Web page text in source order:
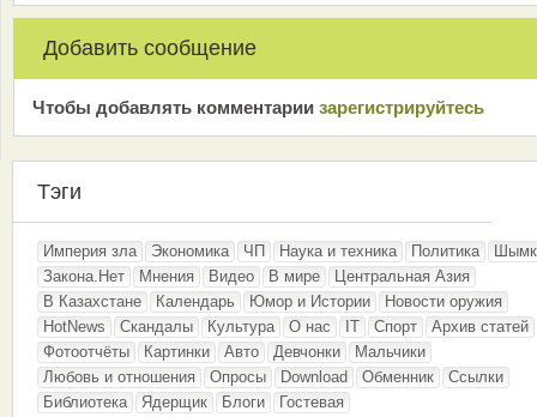
Добавить сообщение
Чтобы добавлять комментарии зарeгиcтрирyйтeсь
Тэги
Империя зла Экономика ЧП Наука и техника Политика
Закона.Нет
Мнения Видео В мире
Центральная Азия
В Казахстане
Календарь Юмор и Истории
Новости оружия
HotNews
Скандалы Культура О нас IT Спорт
Архив статей
Фотоотчёты
Картинки Авто Девчонки
Мальчики
Любовь и отношения
Опросы Download Обменник
Ссылки
Библиотека
Ядерщик Блоги Гостевая